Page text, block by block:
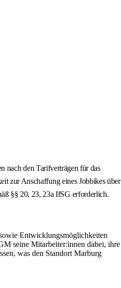
nach den Tarifverträgen für das
zur Anschaffung eines Jobbikes über
§§ 20, 23, 23a IfSG erforderlich.
Entwicklungsmöglichkeiten
seine Mitarbeiter:innen dabei, ihre
was den Standort Marburg